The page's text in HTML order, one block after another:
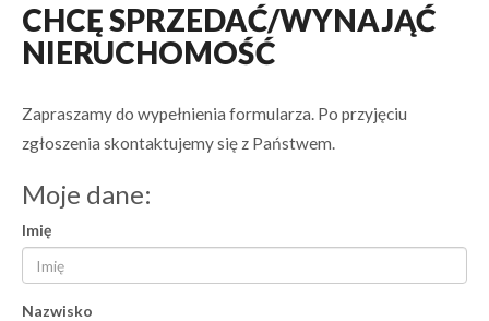
CHCĘ SPRZEDAĆ/WYNAJĄĆ
NIERUCHOMOŚĆ
Zapraszamy do wypełnienia formularza. Po przyjęciu
zgłoszenia skontaktujemy się z Państwem.
Moje dane:
Imię
Nazwisko